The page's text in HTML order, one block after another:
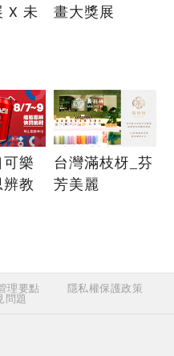
X 未
畫大獎展
樂
教
台灣滿枝枒_芬
芳美麗
理要點 隱私權保護政策
問題